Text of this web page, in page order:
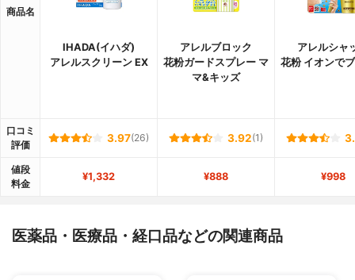
商品名
IHADA(イハダ)
アレルスクリーン EX
アレルブロック
花粉ガードスプレー マ
マ&キッズ
アレルシャ
花粉 イオンで
口コミ
評価
3.97(26) 3.92(1)
値段
料金
¥1,332 ¥888 ¥998
医薬品・医療品・経口品などの関連商品